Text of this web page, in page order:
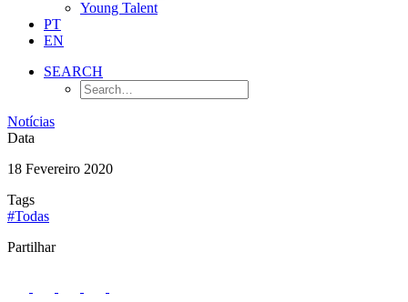
Young Talent
PT
EN
SEARCH
Notícias
Data
18 Fevereiro 2020
Tags
#Todas
Partilhar